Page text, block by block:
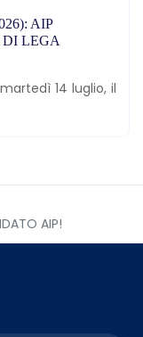
AIP
DI LEGA
14 luglio, il
AIP!